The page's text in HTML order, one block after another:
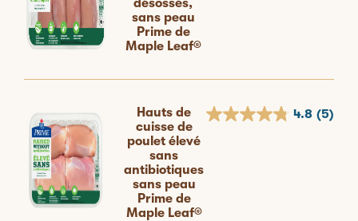
désossés,
sans peau
Prime de
Maple Leaf®
Hauts de
cuisse de
poulet élevé
sans
antibiotiques
sans peau
Prime de
Maple Leaf®
4.8 (5)